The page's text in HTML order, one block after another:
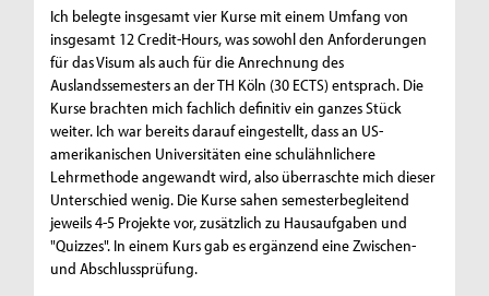
Ich belegte insgesamt vier Kurse mit einem Umfang von
insgesamt 12 Credit-Hours, was sowohl den Anforderungen
für das Visum als auch für die Anrechnung des
Auslandssemesters an der TH Köln (30 ECTS) entsprach. Die
Kurse brachten mich fachlich definitiv ein ganzes Stück
weiter. Ich war bereits darauf eingestellt, dass an US-
amerikanischen Universitäten eine schulähnlichere
Lehrmethode angewandt wird, also überraschte mich dieser
Unterschied wenig. Die Kurse sahen semesterbegleitend
jeweils 4-5 Projekte vor, zusätzlich zu Hausaufgaben und
"Quizzes". In einem Kurs gab es ergänzend eine Zwischen-
und Abschlussprüfung.